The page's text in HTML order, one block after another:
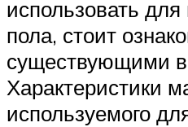
использовать для
пола, стоит
существующими
Характеристики
используемого